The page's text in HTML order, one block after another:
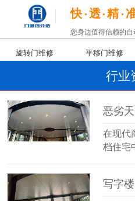
快 透 精
您身边值得信赖的
旋转门维修 平移门维修
行业
在现代
档住宅